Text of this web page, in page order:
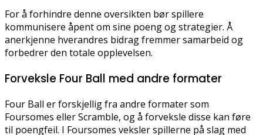
For å forhindre denne oversikten bør spillere
kommunisere åpent om sine poeng og strategier. Å
anerkjenne hverandres bidrag fremmer samarbeid og
forbedrer den totale opplevelsen.
Forveksle Four Ball med andre formater
Four Ball er forskjellig fra andre formater som
Foursomes eller Scramble, og å forveksle disse kan føre
til poengfeil. I Foursomes veksler spillerne på slag med